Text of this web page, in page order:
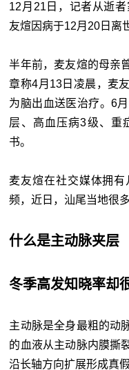
12月21日，记者从逝
友煊因病于12月20日离
半年前，麦友煊的母亲
章称4月13日凌晨，麦
为脑出血送医治疗。6
层、高血压病3级、重
书。
麦友煊在社交媒体拥
频，近日，汕尾当地很
什么是主动脉夹层
冬季高发知晓率却
主动脉是全身最粗的动
的血液从主动脉内膜撕
沿长轴方向扩展形成真